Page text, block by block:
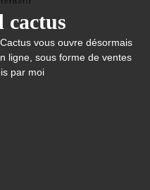
cactus
vous ouvre désormais
ligne, sous forme de ventes
par moi